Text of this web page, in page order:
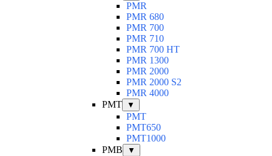
PMR
PMR 680
PMR 700
PMR 710
PMR 700 HT
PMR 1300
PMR 2000
PMR 2000 S2
PMR 4000
PMT
▼
PMT
PMT650
PMT1000
PMB
▼